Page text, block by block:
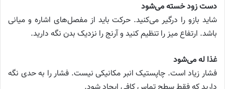
دست زود خسته می‌شود
شاید بازو را درگیر می‌کنید. حرکت باید از مفصل‌های اشاره و میانی
باشد. ارتفاع میز را تنظیم کنید و آرنج را نزدیک بدن نگه دارید.
غذا له می‌شود
فشار زیاد است. چاپستیک انبر مکانیکی نیست. فشار را به حدی نگه